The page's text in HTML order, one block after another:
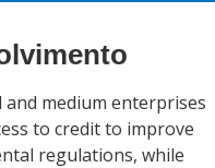
medium enterprises
to credit to improve
regulations, while